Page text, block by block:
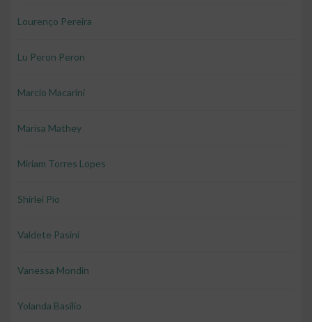
Lourenço Pereira
Lu Peron Peron
Marcio Macarini
Marisa Mathey
Miriam Torres Lopes
Shirlei Pio
Valdete Pasini
Vanessa Mondin
Yolanda Basilio